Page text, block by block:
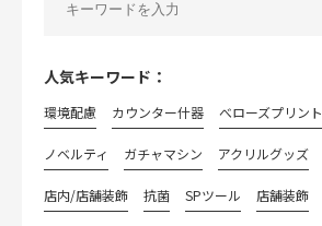
人気キーワード：
環境配慮 カウンター什器 べローズプリント
ノベルティ ガチャマシン アクリルグッズ
店内/店舗装飾 抗菌 SPツール 店舗装飾